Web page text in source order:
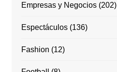
Empresas y Negocios(202)
Espectáculos(136)
Fashion (12)